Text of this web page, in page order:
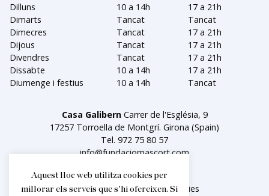
Dilluns
10 a 14h
17 a 21h
Dimarts
Tancat
Tancat
Dimecres
Tancat
17 a 21h
Dijous
Tancat
17 a 21h
Divendres
Tancat
17 a 21h
Dissabte
10 a 14h
17 a 21h
Diumenge i festius
10 a 14h Tancat
Casa GalibernCarrer de l'Església, 9
17257 Torroella de Montgrí. Girona (Spain)
Tel. 972 75 80 57
info@fundaciomascort.com
Avís legal Política de cookies
Aquest lloc web utilitza cookies per
millorar els serveis que s'hi ofereixen. Si